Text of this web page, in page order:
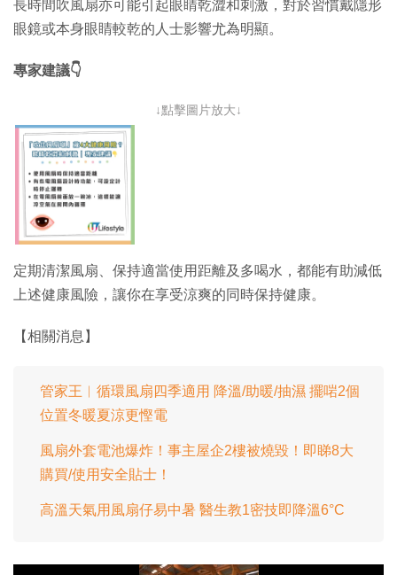
長時間吹風扇亦可能引起眼睛乾澀和刺激，對於習慣戴隱形
眼鏡或本身眼睛較乾的人士影響尤為明顯。
專家建議👇
↓點擊圖片放大↓
定期清潔風扇、保持適當使用距離及多喝水，都能有助減低
上述健康風險，讓你在享受涼爽的同時保持健康。
【相關消息】
管家王︱循環風扇四季適用 降溫/助暖/抽濕 擺啱2個
位置冬暖夏涼更慳電
風扇外套電池爆炸！事主屋企2樓被燒毀！即睇8大
購買/使用安全貼士！
高溫天氣用風扇仔易中暑 醫生教1密技即降溫6°C